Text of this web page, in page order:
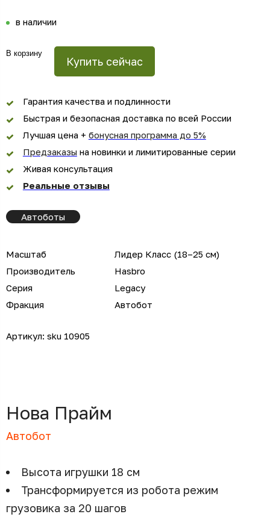
в наличии
В корзину
Купить сейчас
Гарантия качества и подлинности
Быстрая и безопасная доставка по всей России
Лучшая цена + бонусная программа до 5%
Предзаказы на новинки и лимитированные серии
Живая консультация
Реальные отзывы
Автоботы
Масштаб
Лидер Класс (18–25 см)
Производитель
Hasbro
Серия
Legacy
Фракция
Автобот
Артикул: sku 10905
Нова Прайм
Автобот
Высота игрушки 18 см
Трансформируется из робота режим
грузовика за 20 шагов